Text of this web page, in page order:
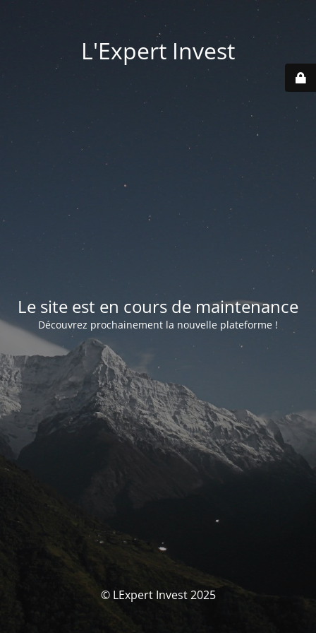
L'Expert Invest
Le site est en cours de maintenance
Découvrez prochainement la nouvelle plateforme !
© LExpert Invest 2025